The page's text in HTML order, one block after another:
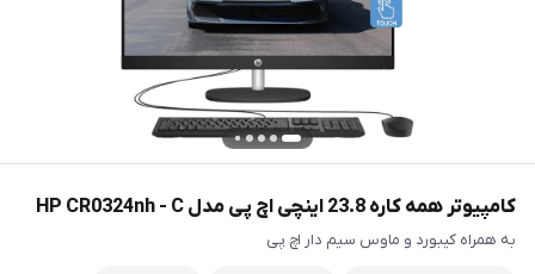
کامپیوتر همه کاره 23.8 اینچی اچ پی مدل HP CR0324nh - C
به همراه کیبورد و ماوس سیم دار اچ پی